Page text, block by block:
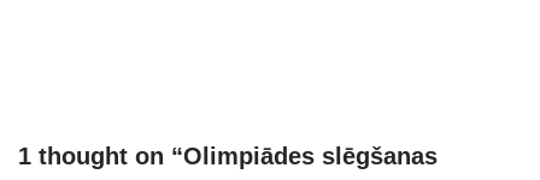
1 thought on “Olimpiādes slēgšanas